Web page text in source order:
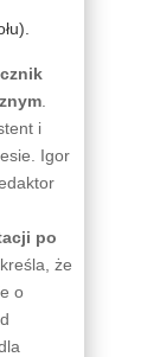
i
Igor
po
że
o